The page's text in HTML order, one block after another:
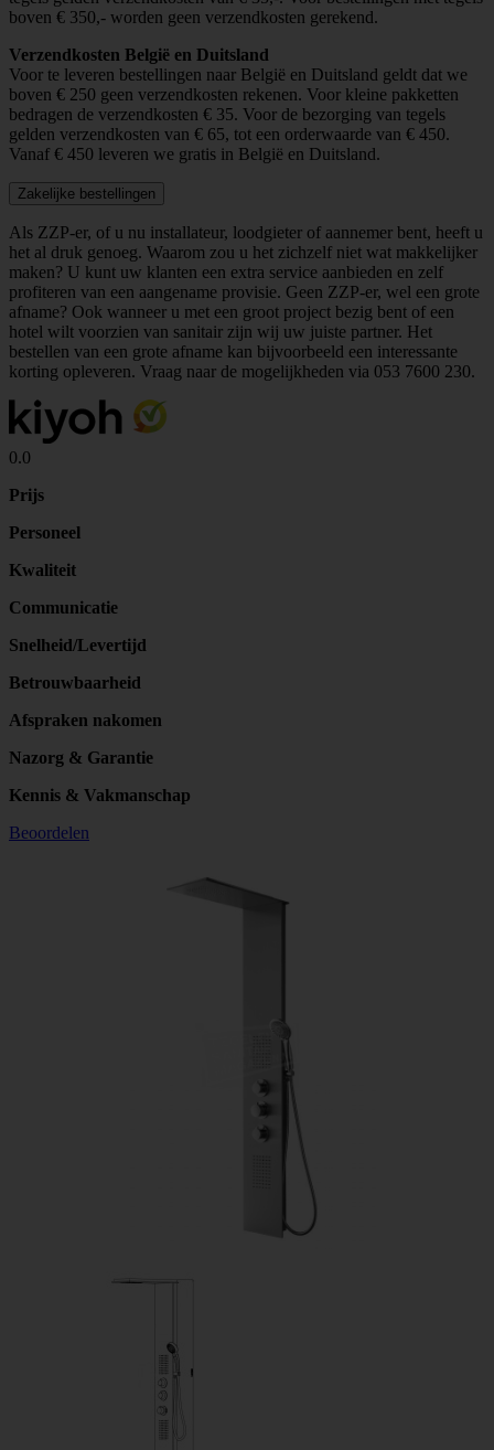
boven € 350,- worden geen verzendkosten gerekend.
Verzendkosten België en Duitsland
Voor te leveren bestellingen naar België en Duitsland geldt dat we
boven € 250 geen verzendkosten rekenen. Voor kleine pakketten
bedragen de verzendkosten € 35. Voor de bezorging van tegels
gelden verzendkosten van € 65, tot een orderwaarde van € 450.
Vanaf € 450 leveren we gratis in België en Duitsland.
Zakelijke bestellingen
Als ZZP-er, of u nu installateur, loodgieter of aannemer bent, heeft u
het al druk genoeg. Waarom zou u het zichzelf niet wat makkelijker
maken? U kunt uw klanten een extra service aanbieden en zelf
profiteren van een aangename provisie. Geen ZZP-er, wel een grote
afname? Ook wanneer u met een groot project bezig bent of een
hotel wilt voorzien van sanitair zijn wij uw juiste partner. Het
bestellen van een grote afname kan bijvoorbeeld een interessante
korting opleveren. Vraag naar de mogelijkheden via 053 7600 230.
0.0
Prijs
Personeel
Kwaliteit
Communicatie
Snelheid/Levertijd
Betrouwbaarheid
Afspraken nakomen
Nazorg & Garantie
Kennis & Vakmanschap
Beoordelen